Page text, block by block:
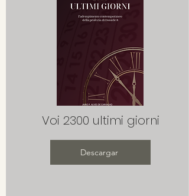
Voi 2300 ultimi giorni
Descargar